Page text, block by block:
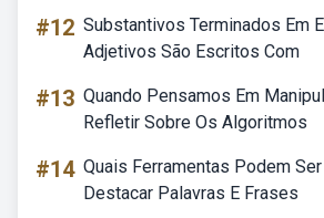
#12 Substantivos Terminados Em
Adjetivos São Escritos Com
#13 Quando Pensamos Em
Refletir Sobre Os Algoritmos
#14 Quais Ferramentas Podem
Destacar Palavras E Frases